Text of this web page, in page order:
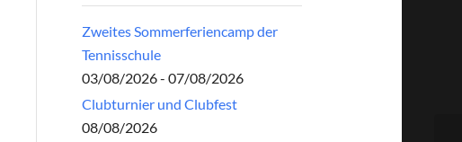
Zweites Sommerferiencamp der
Tennisschule
03/08/2026 - 07/08/2026
Clubturnier und Clubfest
08/08/2026